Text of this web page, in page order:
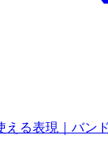
える表現｜バン